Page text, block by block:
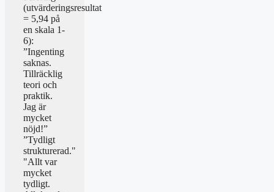
(utvärderingsresultat
= 5,94 på
en skala 1-
6):
”Ingenting
saknas.
Tillräcklig
teori och
praktik.
Jag är
mycket
nöjd!”
”Tydligt
strukturerad."
"Allt var
mycket
tydligt.